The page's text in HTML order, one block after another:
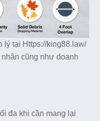
lý tại Https://king88.law/
cũng như doanh
đa khi cần mang lại